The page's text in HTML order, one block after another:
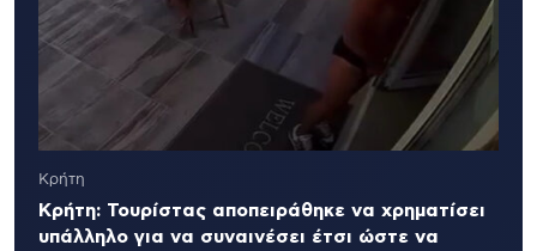
Κρήτη
Κρήτη: Τουρίστας αποπειράθηκε να χρηματίσει
υπάλληλο για να συναινέσει έτσι ώστε να